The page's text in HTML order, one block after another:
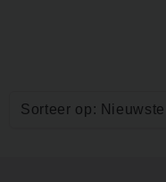
Sorteer op: Nieuwste